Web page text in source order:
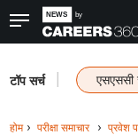
टॉप सर्च एसएससी
होम परीक्षा समाचार प्रवेश